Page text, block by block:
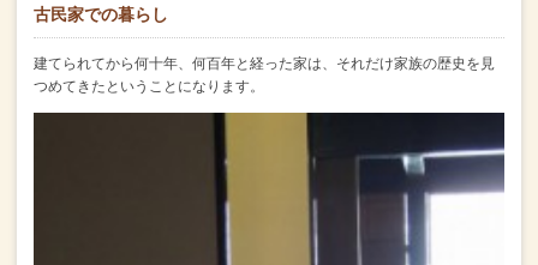
古民家での暮らし
建てられてから何十年、何百年と経った家は、それだけ家族の歴史を見
つめてきたということになります。